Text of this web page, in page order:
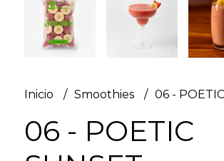
Inicio Smoothies 06 -
06 - POETIC